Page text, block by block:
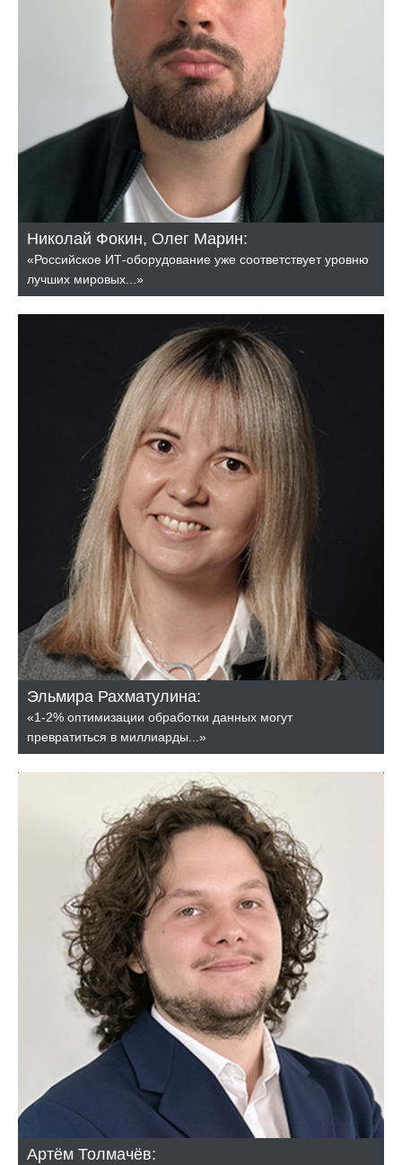
Николай Фокин, Олег Марин:
«Российское ИТ-оборудование уже соответствует уровню
лучших мировых...»
Эльмира Рахматулина:
«1-2% оптимизации обработки данных могут
превратиться в миллиарды...»
Артём Толмачёв: